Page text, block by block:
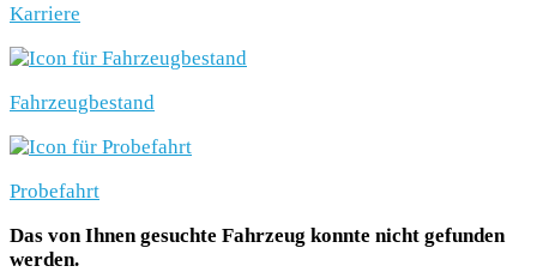
Karriere
Fahrzeugbestand
Probefahrt
Das von Ihnen gesuchte Fahrzeug konnte nicht gefunden
werden.